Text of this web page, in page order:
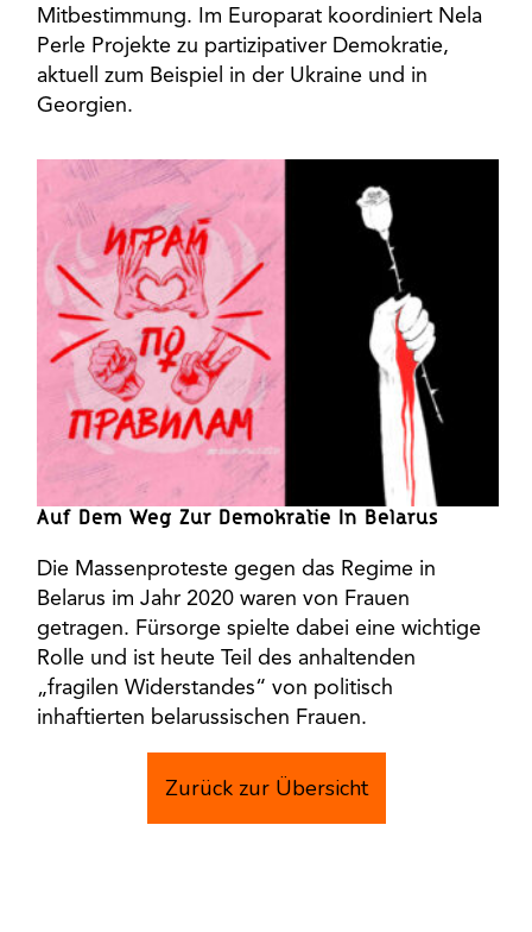
Mitbestimmung. Im Europarat koordiniert Nela
Perle Projekte zu partizipativer Demokratie,
aktuell zum Beispiel in der Ukraine und in
Georgien.
Auf Dem Weg Zur Demokratie In Belarus
Die Massenproteste gegen das Regime in
Belarus im Jahr 2020 waren von Frauen
getragen. Fürsorge spielte dabei eine wichtige
Rolle und ist heute Teil des anhaltenden
„fragilen Widerstandes“ von politisch
inhaftierten belarussischen Frauen.
Zurück zur Übersicht